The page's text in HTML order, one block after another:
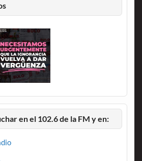
en el 102.6 de la FM y en: